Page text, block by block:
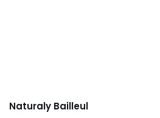
Naturaly Bailleul